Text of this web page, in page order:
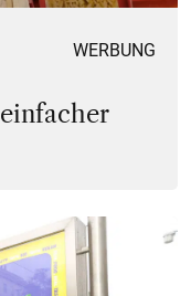
WERBUNG